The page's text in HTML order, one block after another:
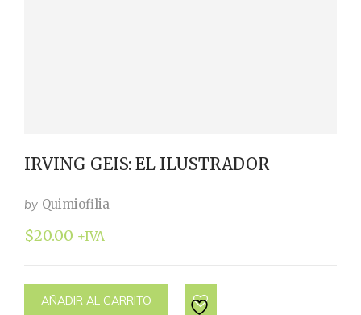
IRVING GEIS: EL ILUSTRADOR
by Quimiofilia
$20.00 +IVA
AÑADIR AL CARRITO